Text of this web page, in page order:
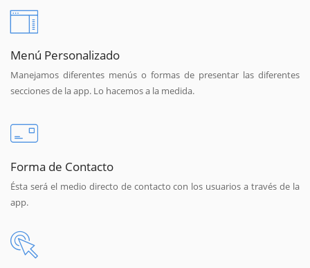
Menú Personalizado
Manejamos diferentes menús o formas de presentar las diferentes
secciones de la app. Lo hacemos a la medida.
Forma de Contacto
Ésta será el medio directo de contacto con los usuarios a través de la
app.